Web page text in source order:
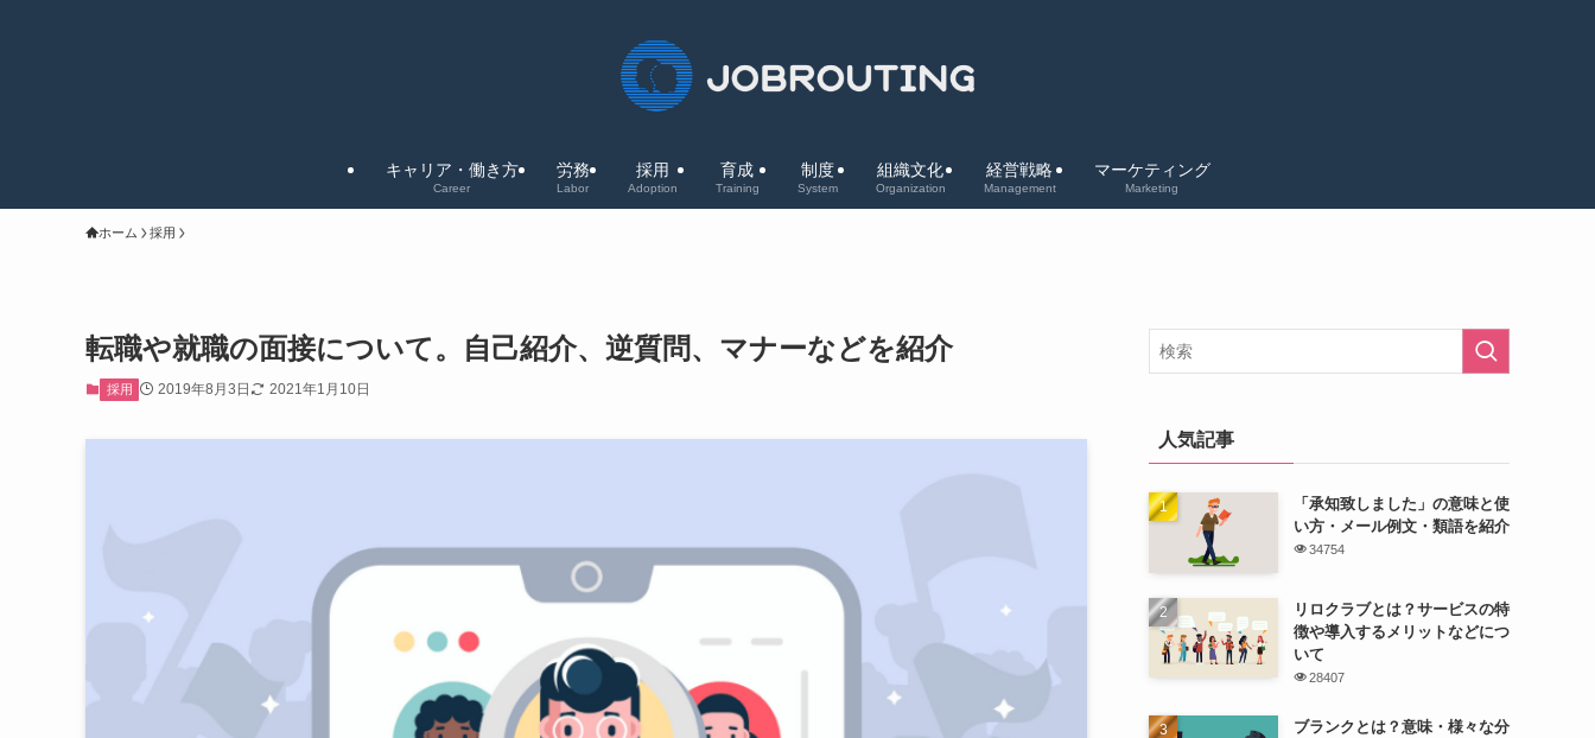
キャリア・働き方
Career
労務
Labor
採用
Adoption
育成
Training
制度
System
組織文化
Organization
経営戦略
Management
マーケティング
Marketing
ホーム 採用
転職や就職の面接について。自己紹介、逆質問、マナーなどを紹介
採用 2019年8月3日 2021年1月10日
人気記事
「承知致しました」の意味と使
い方・メール例文・類語を紹介
34754
リロクラブとは？サービスの特
徴や導入するメリットなどにつ
いて
28407
ブランクとは？意味・様々な分